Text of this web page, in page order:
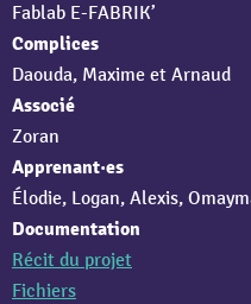
Fablab E-FABRIK’
Complices
Daouda, Maxime et Arnaud
Associé
Zoran
Apprenant·es
Élodie, Logan, Alexis,
Documentation
Récit du projet
Fichiers